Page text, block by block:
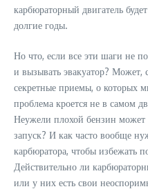
карбюраторный двигатель
долгие годы.
Но что, если все эти шаги не
и вызывать эвакуатор? Может,
секретные приемы, о которых
проблема кроется не в самом
Неужели плохой бензин может
запуск? И как часто вообще
карбюратора, чтобы избежать
Действительно ли
или у них есть свои